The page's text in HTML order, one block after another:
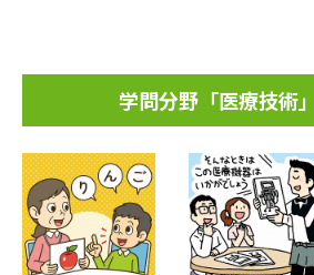
学問分野「医療技術